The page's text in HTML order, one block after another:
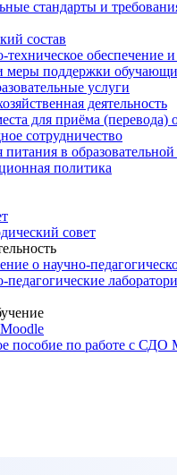
стандарты и
состав
обеспечение
меры поддержки
услуги
деятельность
для приёма (перевода)
сотрудничество
в
политика
совет
о научно-
педагогические
пособие по работе с СДО